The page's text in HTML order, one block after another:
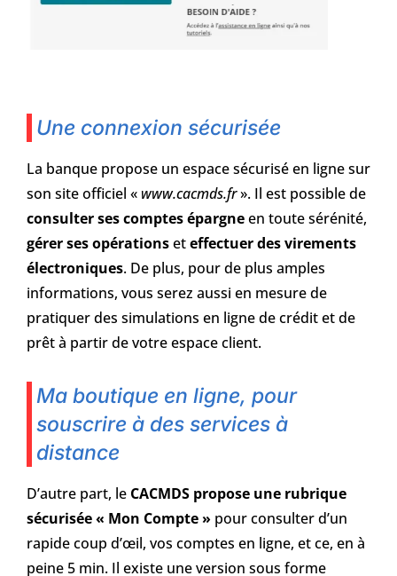
Une connexion sécurisée
La banque propose un espace sécurisé en ligne sur
son site officiel « www.cacmds.fr». Il est possible de
consulter ses comptes épargneen toute sérénité,
gérer ses opérationseteffectuer des virements
électroniques. De plus, pour de plus amples
informations, vous serez aussi en mesure de
pratiquer des simulations en ligne de crédit et de
prêt à partir de votre espace client.
Ma boutique en ligne, pour
souscrire à des services à
distance
D’autre part, le CACMDS propose une rubrique
sécurisée « Mon Compte » pour consulter d’un
rapide coup d’œil, vos comptes en ligne, et ce, en à
peine 5 min. Il existe une version sous forme